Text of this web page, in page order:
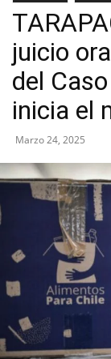
juicio
del
inicia el
Marzo 24, 2025